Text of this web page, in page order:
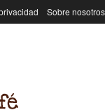
Sobre nosotros